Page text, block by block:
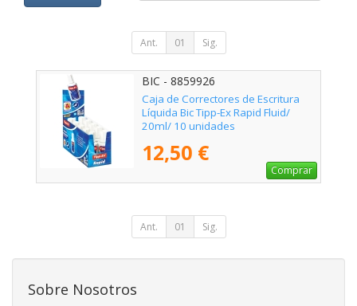
Ant. 01 Sig.
BIC - 8859926
Caja de Correctores de Escritura
Líquida Bic Tipp-Ex Rapid Fluid/
20ml/ 10 unidades
12,50 €
Comprar
Ant. 01 Sig.
Sobre Nosotros